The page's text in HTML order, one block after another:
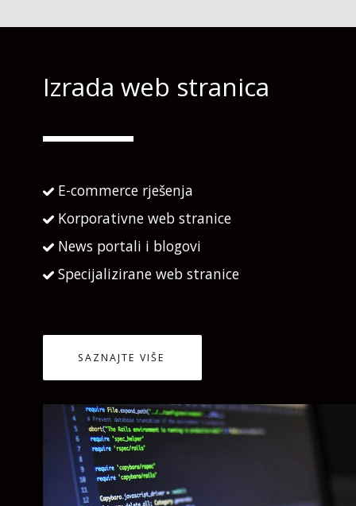
Izrada web stranica
E-commerce rješenja
Korporativne web stranice
News portali i blogovi
Specijalizirane web stranice
SAZNAJTE VIŠE